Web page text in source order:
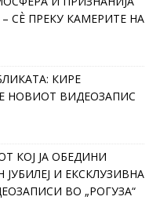
СÈ ПРЕКУ КАМЕРИТЕ НА
КИРЕ
НОВИОТ ВИДЕОЗАПИС
КОЈ ЈА ОБЕДИНИ
И ЕКСКЛУЗИВНА
ВО „РОГУЗА“